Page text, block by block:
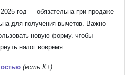
год — обязательна при продаже
для получения вычетов. Важно
новую форму, чтобы
налог вовремя.
(есть К+)